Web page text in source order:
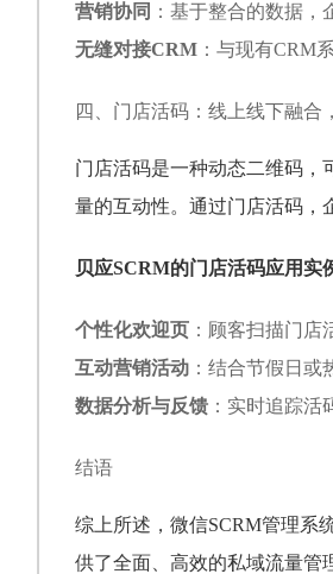
营销协同 ：基于整合的数据
无缝对接CRM ：与现有CRM
四、门店活码：线上线下融合
门店活码是一种动态二维码，
量的互动性。通过门店活码，
贝应SCRM的门店活码应用实
个性化欢迎页 ：顾客扫描门
互动营销活动 ：结合节假日
数据分析与反馈 ：实时追踪
结语
综上所述，微信SCRM管理系
供了全面、高效的私域流量管